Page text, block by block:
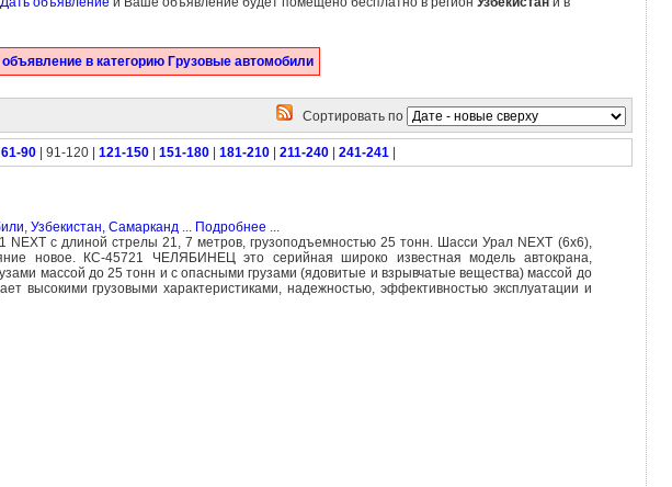
объявление в категорию Грузовые автомобили
Сортировать по
61-90| 91-120 | 121-150| 151-180| 181-210| 211-240| 241-241|
, Узбекистан, Самарканд... Подробнее ...
с длиной стрелы 21, 7 метров, грузоподъемностью 25 тонн. Шасси Урал NEXT (6х6),
новое. КС-45721 ЧЕЛЯБИНЕЦ это серийная широко известная модель автокрана,
массой до 25 тонн и с опасными грузами (ядовитые и взрывчатые вещества) массой до
высокими грузовыми характеристиками, надежностью, эффективностью эксплуатации и